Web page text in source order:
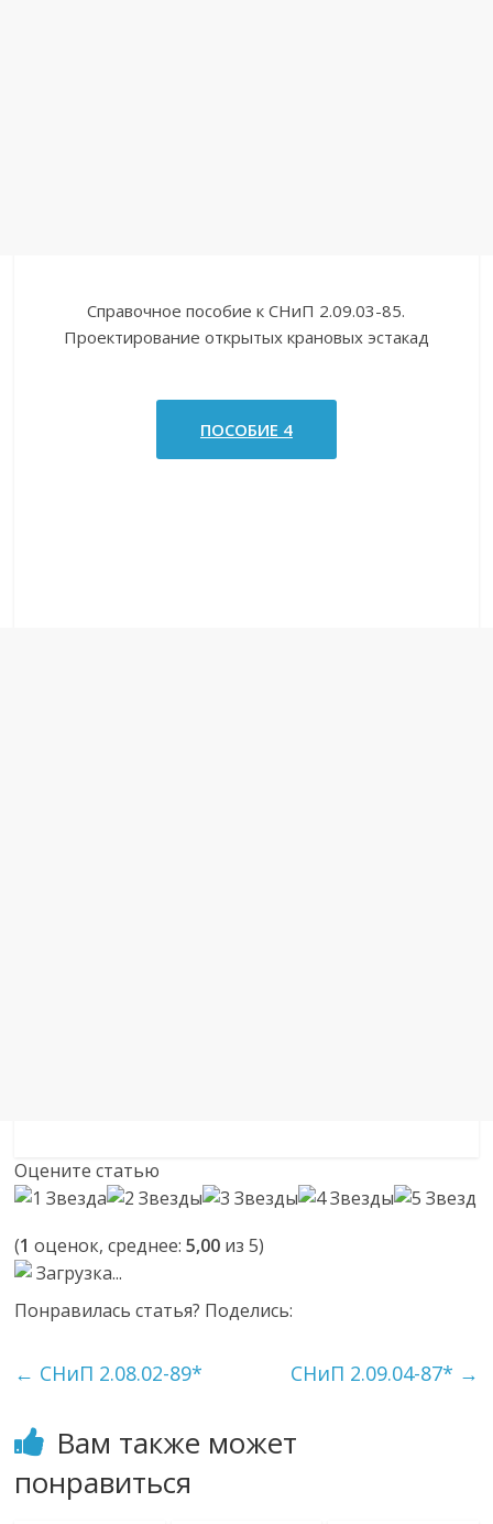
Справочное пособие к СНиП 2.09.03-85.
Проектирование открытых крановых эстакад
ПОСОБИЕ 4
Оцените статью
(1 оценок, среднее:5,00 из 5)
Загрузка...
Понравилась статья? Поделись:
← СНиП 2.08.02-89* СНиП 2.09.04-87* →
Вам также может
понравиться